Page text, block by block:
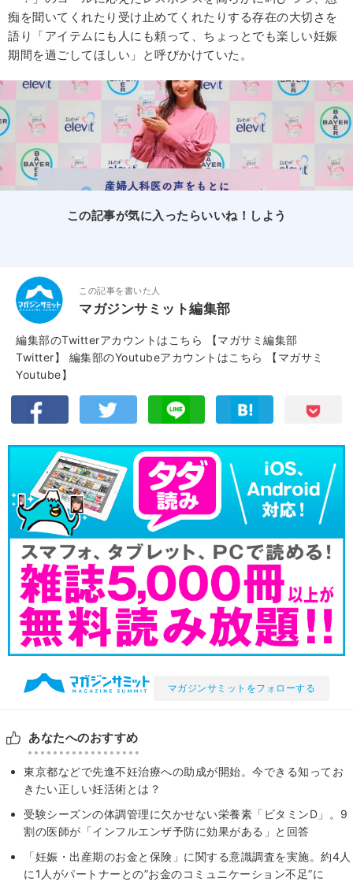
痴を聞いてくれたり受け止めてくれたりする存在の大切さを
語り「アイテムにも人にも頼って、ちょっとでも楽しい妊娠
期間を過ごしてほしい」と呼びかけていた。
この記事が気に入ったらいいね！しよう
この記事を書いた人
マガジンサミット編集部
編集部のTwitterアカウントはこちら
【マガサミ編集部
Twitter】
編集部のYoutubeアカウントはこちら
【マガサミ
Youtube】
マガジンサミットをフォローする
あなたへのおすすめ
東京都などで先進不妊治療への助成が開始。今できる知ってお
きたい正しい妊活術とは？
受験シーズンの体調管理に欠かせない栄養素「ビタミンD」。9
割の医師が「インフルエンザ予防に効果がある」と回答
「妊娠・出産期のお⾦と保険」に関する意識調査を実施。約4⼈
に1⼈がパートナーとの”お⾦のコミュニケーション不⾜”に